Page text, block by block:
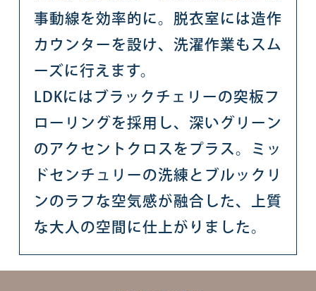
事動線を効率的に。脱衣室には造作
カウンターを設け、洗濯作業もスム
ーズに行えます。
LDKにはブラックチェリーの突板フ
ローリングを採用し、深いグリーン
のアクセントクロスをプラス。ミッ
ドセンチュリーの洗練とブルックリ
ンのラフな空気感が融合した、上質
な大人の空間に仕上がりました。